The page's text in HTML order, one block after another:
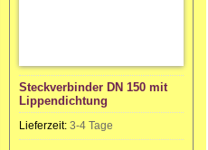
Steckverbinder DN 150 mit
Lippendichtung
Lieferzeit:3-4 Tage